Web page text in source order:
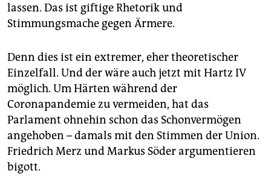
lassen. Das ist giftige Rhetorik und
Stimmungsmache gegen Ärmere.
Denn dies ist ein extremer, eher theoretischer
Einzelfall. Und der wäre auch jetzt mit Hartz IV
möglich. Um Härten während der
Coronapandemie zu vermeiden, hat das
Parlament ohnehin schon das Schonvermögen
angehoben – damals mit den Stimmen der Union.
Friedrich Merz und Markus Söder argumentieren
bigott.